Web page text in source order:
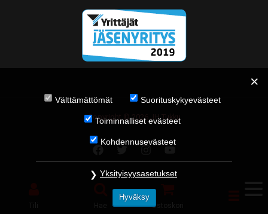
Copyright © 2026 JH Tukku
Välttämättömät Suorituskykyevästeet
Toiminnalliset evästeet
Kohdennusevästeet
Yksityisyysasetukset
Hyväksy
Ostoskori